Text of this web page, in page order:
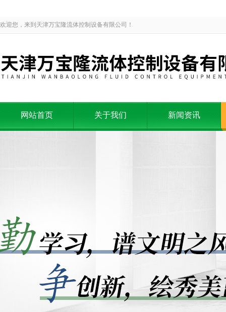
欢迎您，来到天津万宝隆流体控制设备有限公司！
网站首页 关于我们 新闻资讯